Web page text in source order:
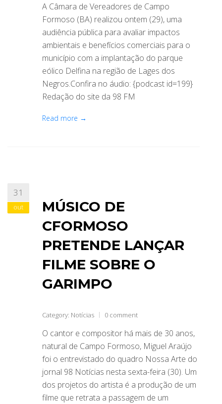
A Câmara de Vereadores de Campo
Formoso (BA) realizou ontem (29), uma
audiência pública para avaliar impactos
ambientais e benefícios comerciais para o
município com a implantação do parque
eólico Delfina na região de Lages dos
Negros.Confira no áudio: {podcast id=199}
Redação do site da 98 FM
Read more →
31
out
MÚSICO DE
CFORMOSO
PRETENDE LANÇAR
FILME SOBRE O
GARIMPO
Category: Notícias 0 comment
O cantor e compositor há mais de 30 anos,
natural de Campo Formoso, Miguel Araújo
foi o entrevistado do quadro Nossa Arte do
jornal 98 Notícias nesta sexta-feira (30). Um
dos projetos do artista é a produção de um
filme que retrata a passagem de um